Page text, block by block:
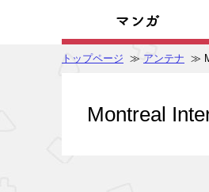
トップページ ≫ アンテナ ≫
Montreal